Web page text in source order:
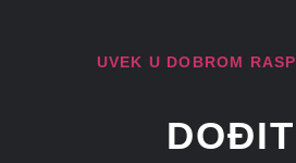
UVEK U DOBROM